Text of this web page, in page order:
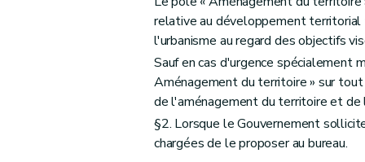
Art. DII27
Art. DII28
Art. DII29
Art. DII30
Art. DII31
Art. DII32
Art. DII33
relative au développement territorial
l'urbanisme au regard des objectifs
Sauf en cas d'urgence spécialement
Aménagement du territoire » sur
de l'aménagement du territoire et de
§2. Lorsque le Gouvernement
chargées de le proposer au bureau.